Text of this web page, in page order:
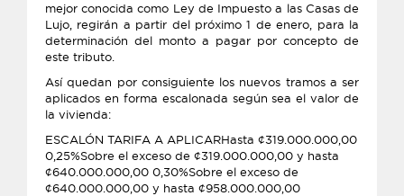
mejor conocida como Ley de Impuesto a las Casas de
Lujo, regirán a partir del próximo 1 de enero, para la
determinación del monto a pagar por concepto de
este tributo.
Así quedan por consiguiente los nuevos tramos a ser
aplicados en forma escalonada según sea el valor de
la vivienda:
ESCALÓN TARIFA A APLICARHasta ¢319.000.000,00
0,25%Sobre el exceso de ¢319.000.000,00 y hasta
¢640.000.000,00 0,30%Sobre el exceso de
¢640.000.000,00 y hasta ¢958.000.000,00